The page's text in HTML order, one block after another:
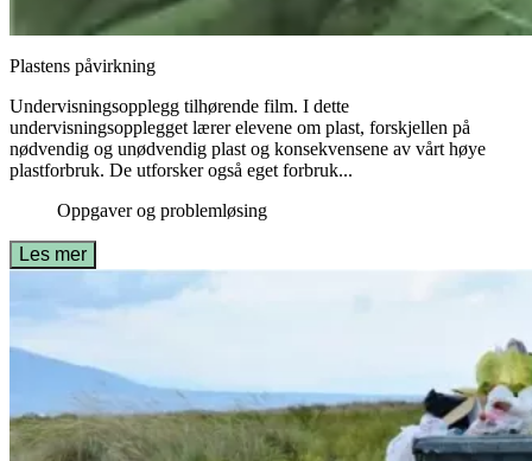
Plastens påvirkning
Undervisningsopplegg tilhørende film. I dette
undervisningsopplegget lærer elevene om plast, forskjellen på
nødvendig og unødvendig plast og konsekvensene av vårt høye
plastforbruk. De utforsker også eget forbruk...
Oppgaver og problemløsing
Les mer